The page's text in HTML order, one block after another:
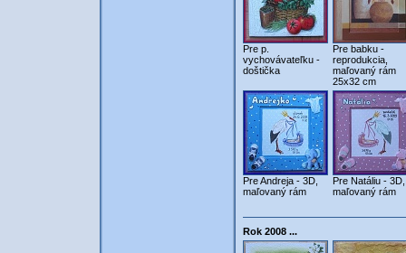
Pre p.
vychovávateľku -
doštička
Pre babku -
reprodukcia,
maľovaný rám
25x32 cm
Pre Andreja - 3D,
maľovaný rám
Pre Natáliu - 3D,
maľovaný rám
Rok 2008 ...